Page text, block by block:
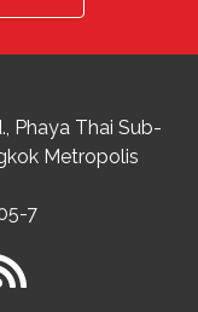
Phaya Thai Sub-
Metropolis
7